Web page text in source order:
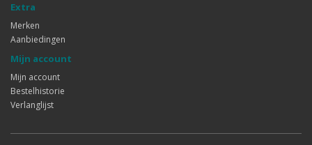
Extra
Merken
Aanbiedingen
Mijn account
Mijn account
Bestelhistorie
Verlanglijst